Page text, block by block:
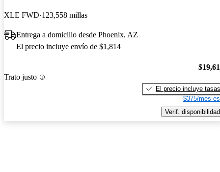
XLE FWD 123,558 millas
Entrega a domicilio desde Phoenix, AZ
El precio incluye envío de $1,814
Trato justo
El precio incluye tasas
$375/mes
Verif. disponibilidad